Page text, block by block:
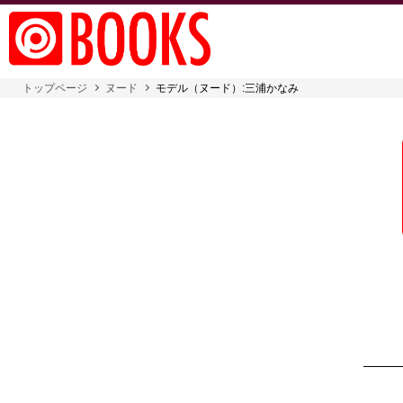
トップページ ヌード モデル（ヌード）:三浦かなみ